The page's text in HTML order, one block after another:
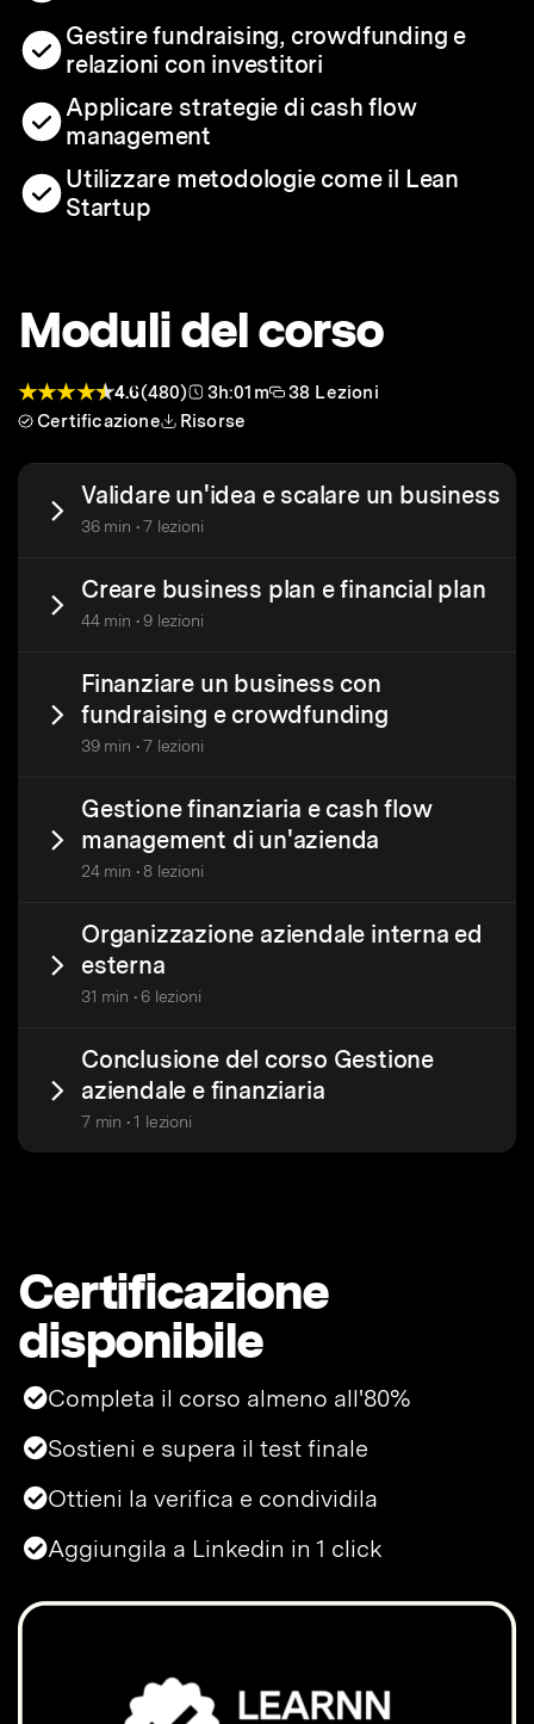
Gestire fundraising, crowdfunding e
relazioni con investitori
Applicare strategie di cash flow
management
Utilizzare metodologie come il Lean
Startup
Moduli del corso
4.6(480) 3h:01m
38 Lezioni
Certificazione
Risorse
Validare un'idea e scalare un business
36 min • 7 lezioni
Creare business plan e financial plan
44 min • 9 lezioni
Finanziare un business con
fundraising e crowdfunding
39 min • 7 lezioni
Gestione finanziaria e cash flow
management di un'azienda
24 min • 8 lezioni
Organizzazione aziendale interna ed
esterna
31 min • 6 lezioni
Conclusione del corso Gestione
aziendale e finanziaria
7 min • 1 lezioni
Certificazione
disponibile
Completa il corso almeno all'80%
Sostieni e supera il test finale
Ottieni la verifica e condividila
Aggiungila a Linkedin in 1 click